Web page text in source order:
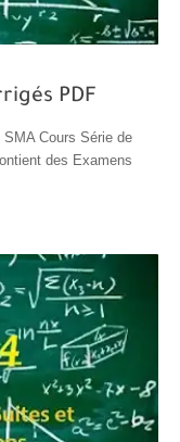
PDF
Cours Série de
des Examens